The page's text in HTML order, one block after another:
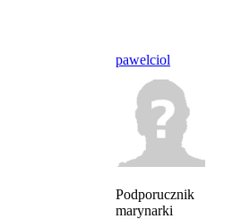
pawelciol
Podporucznik
marynarki